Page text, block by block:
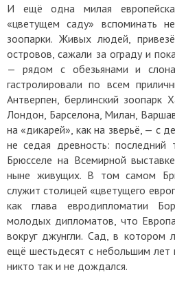
И ещё одна милая
«цветущем саду» вспоминать
зоопарки. Живых людей,
островов, сажали за ограду и
— рядом с обезьянами и
гастролировали по всем
Антверпен, берлинский зоопарк
Лондон, Барселона, Милан,
на «дикарей», как на зверьё, — с
не седая древность: последний
Брюсселе на Всемирной
ныне живущих. В том самом
служит столицей «цветущего
как глава евродипломатии
молодых дипломатов, что
вокруг джунгли. Сад, в котором
ещё шестьдесят с небольшим лет
никто так и не дождался.